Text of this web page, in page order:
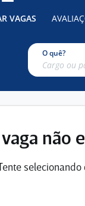
VAGAS
O quê?
vaga não
Tente